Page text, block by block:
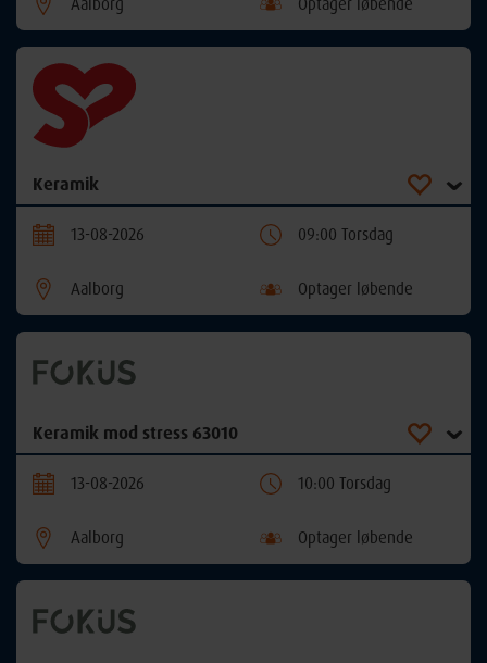
Keramik
13-08-2026 09:00 Torsdag
Aalborg Optager løbende
Keramik mod stress 63010
13-08-2026 10:00 Torsdag
Aalborg Optager løbende